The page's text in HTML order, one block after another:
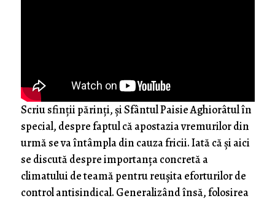
Scriu sfinţii părinţi, şi Sfântul Paisie Aghiorâtul în
special, despre faptul că apostazia vremurilor din
urmă se va întâmpla din cauza fricii. Iată că şi aici
se discută despre importanţa concretă a
climatului de teamă pentru reuşita eforturilor de
control antisindical. Generalizând însă, folosirea